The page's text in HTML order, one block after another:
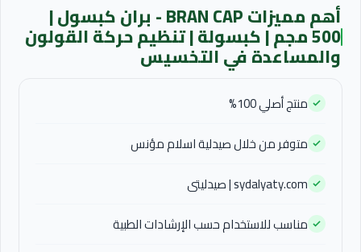
أهم مميزات BRAN CAP - بران كبسول |
500 مجم | كبسولة | تنظيم حركة القولون
والمساعدة في التخسيس
منتج أصلي 100%
متوفر من خلال صيدلية اسلام مؤنس
sydalyaty.com | صيدليتى
مناسب للاستخدام حسب الإرشادات الطبية